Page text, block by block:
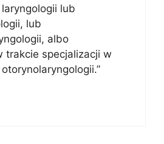
lub
lub
albo
trakcie specjalizacji w